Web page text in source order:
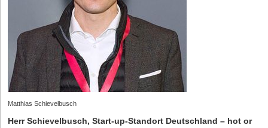
Matthias Schievelbusch
Herr Schievelbusch, Start-up-Standort Deutschland – hot or